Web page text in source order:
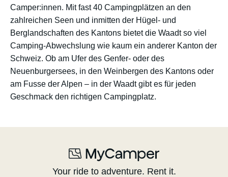
Camper:innen. Mit fast 40 Campingplätzen an den
zahlreichen Seen und inmitten der Hügel- und
Berglandschaften des Kantons bietet die Waadt so viel
Camping-Abwechslung wie kaum ein anderer Kanton der
Schweiz. Ob am Ufer des Genfer- oder des
Neuenburgersees, in den Weinbergen des Kantons oder
am Fusse der Alpen – in der Waadt gibt es für jeden
Geschmack den richtigen Campingplatz.
Your ride to adventure. Rent it.